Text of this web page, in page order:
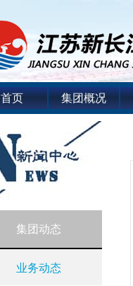
首页 集团概况
集团动态
业务动态